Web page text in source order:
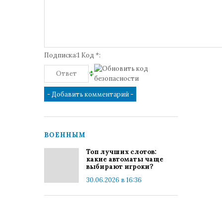
Подписка:1 Код *:
ВОЕННЫМ
Топ лучших слотов:
какие автоматы чаще
выбирают игроки?
30.06.2026 в 16:36